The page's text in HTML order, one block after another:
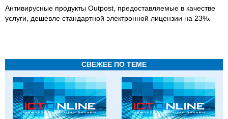
Антивирусные продукты Outpost, предоставляемые в качестве
услуги, дешевле стандартной электронной лицензии на 23%.
СВЕЖЕЕ ПО ТЕМЕ